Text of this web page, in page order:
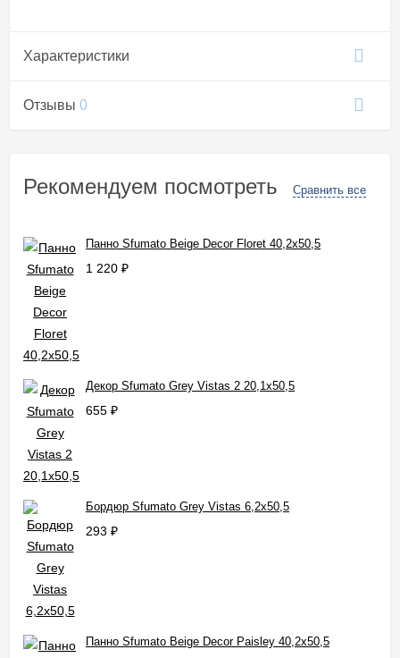
Характеристики
Отзывы 0
Рекомендуем посмотреть Сравнить все
Панно Sfumato Beige Decor Floret 40,2x50,5
1 220 ₽
Декор Sfumato Grey Vistas 2 20,1x50,5
655 ₽
Бордюр Sfumato Grey Vistas 6,2x50,5
293 ₽
Панно Sfumato Beige Decor Paisley 40,2x50,5